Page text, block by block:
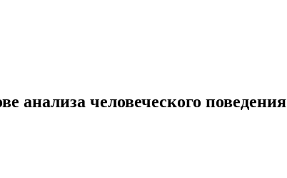
анализа человеческого поведения